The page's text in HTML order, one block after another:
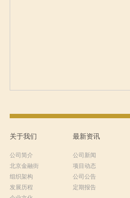
关于我们
公司简介
北京金融街
组织架构
发展历程
最新资讯
公司新闻
项目动态
公司公告
定期报告